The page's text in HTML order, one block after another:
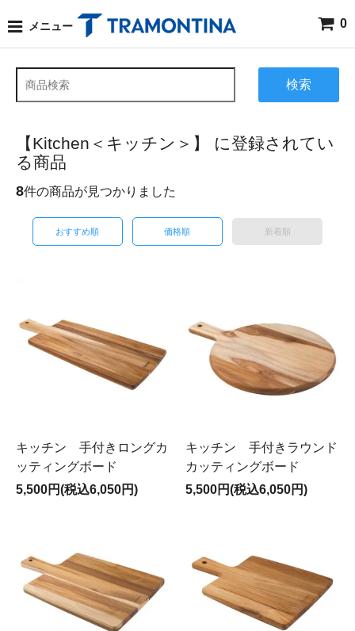
メニュー 0
検索
【Kitchen＜キッチン＞】 に登録されてい
る商品
8件の商品が見つかりました
おすすめ順 価格順 新着順
キッチン 手付きロングカ
ッティングボード
5,500円(税込6,050円)
キッチン 手付きラウンド
カッティングボード
5,500円(税込6,050円)